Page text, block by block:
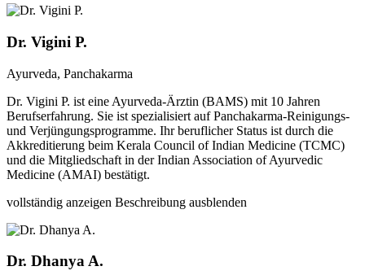
Dr. Vigini P.
Ayurveda, Panchakarma
Dr. Vigini P. ist eine Ayurveda-Ärztin (BAMS) mit 10 Jahren
Berufserfahrung. Sie ist spezialisiert auf Panchakarma-Reinigungs-
und Verjüngungsprogramme. Ihr beruflicher Status ist durch die
Akkreditierung beim Kerala Council of Indian Medicine (TCMC)
und die Mitgliedschaft in der Indian Association of Ayurvedic
Medicine (AMAI) bestätigt.
vollständig anzeigen Beschreibung ausblenden
Dr. Dhanya A.